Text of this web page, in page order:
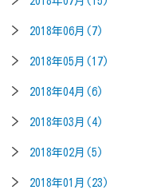
2018年06月(7)
2018年05月(17)
2018年04月(6)
2018年03月(4)
2018年02月(5)
2018年01月(23)